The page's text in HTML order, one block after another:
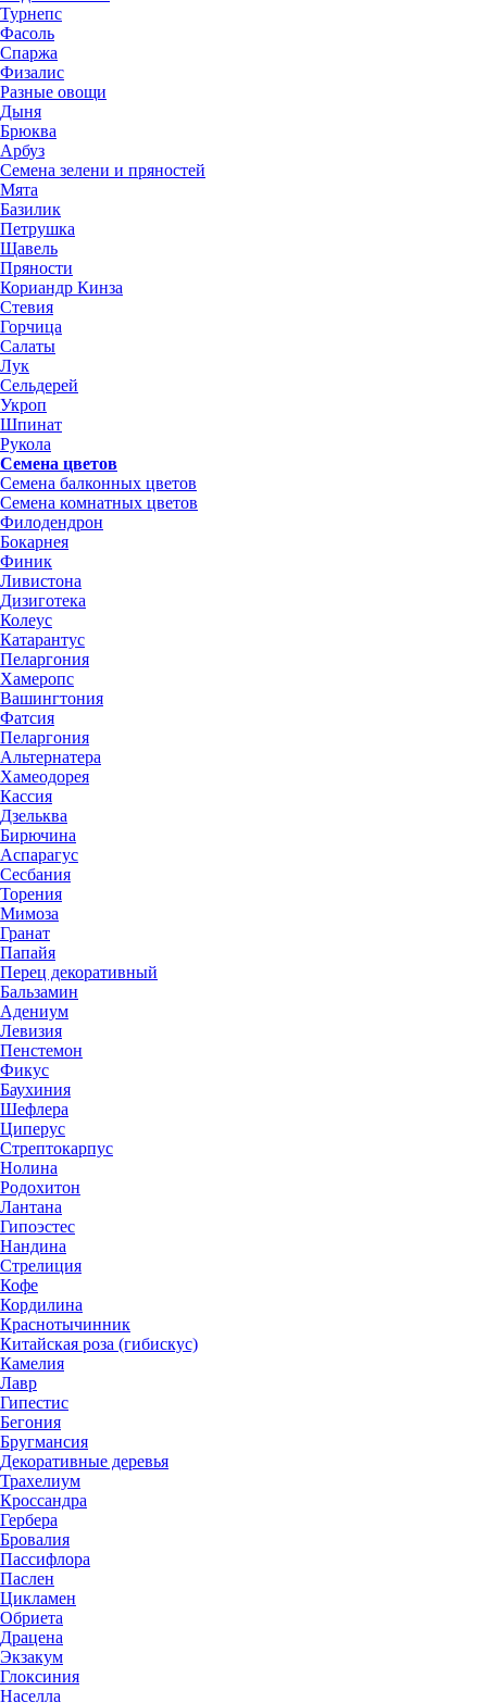
Турнепс
Фасоль
Спаржа
Физалис
Разные овощи
Дыня
Брюква
Арбуз
Семена зелени и пряностей
Мята
Базилик
Петрушка
Щавель
Пряности
Кориандр Кинза
Стевия
Горчица
Салаты
Лук
Сельдерей
Укроп
Шпинат
Рукола
Семена цветов
Семена балконных цветов
Семена комнатных цветов
Филодендрон
Бокарнея
Финик
Ливистона
Дизиготека
Колеус
Катарантус
Пеларгония
Хамеропс
Вашингтония
Фатсия
Пеларгония
Альтернатера
Хамеодорея
Кассия
Дзельква
Бирючина
Аспарагус
Сесбания
Торения
Мимоза
Гранат
Папайя
Перец декоративный
Бальзамин
Адениум
Левизия
Пенстемон
Фикус
Баухиния
Шефлера
Циперус
Стрептокарпус
Нолина
Родохитон
Лантана
Гипоэстес
Нандина
Стрелиция
Кофе
Кордилина
Краснотычинник
Китайская роза (гибискус)
Камелия
Лавр
Гипестис
Бегония
Бругмансия
Декоративные деревья
Трахелиум
Кроссандра
Гербера
Бровалия
Пассифлора
Паслен
Цикламен
Обриета
Драцена
Экзакум
Глоксиния
Населла